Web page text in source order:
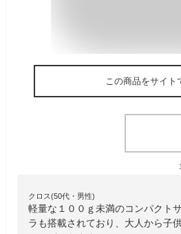
この商品をサイト
クロス(50代・男性)
軽量な１００ｇ未満のコンパクト
ラも搭載されており、大人から子